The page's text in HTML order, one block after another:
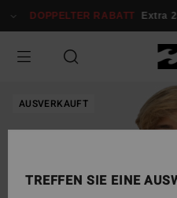
zur
springen
DOPPELTER RABATT Extra
AUSVERKAUFT
TREFFEN SIE EINE